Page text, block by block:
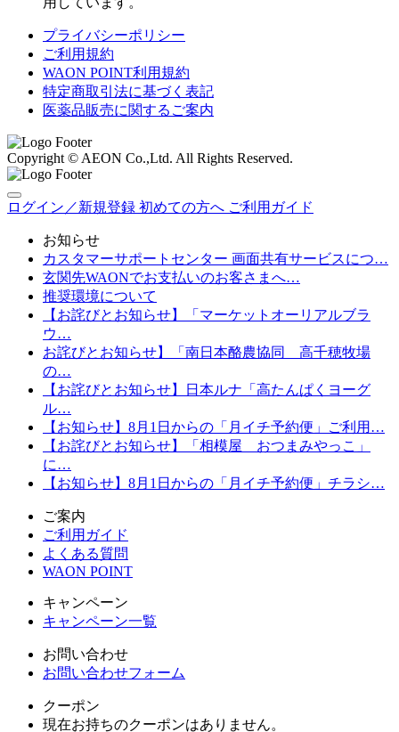
プライバシーポリシー
ご利用規約
WAON POINT利用規約
特定商取引法に基づく表記
医薬品販売に関するご案内
Copyright © AEON Co.,Ltd. All Rights Reserved.
ログイン／新規登録 初めての方へ ご利用ガイド
お知らせ
カスタマーサポートセンター 画面共有サービスにつ…
玄関先WAONでお支払いのお客さまへ…
推奨環境について
【お詫びとお知らせ】「マーケットオーリアルブラ
ウ…
お詫びとお知らせ】「南日本酪農協同 高千穂牧場
の…
【お詫びとお知らせ】日本ルナ「高たんぱくヨーグ
ル…
【お知らせ】8月1日からの「月イチ予約便」ご利用…
【お詫びとお知らせ】「相模屋 おつまみやっこ」
に…
【お知らせ】8月1日からの「月イチ予約便」チラシ…
ご案内
ご利用ガイド
よくある質問
WAON POINT
キャンペーン
キャンペーン一覧
お問い合わせ
お問い合わせフォーム
クーポン
現在お持ちのクーポンはありません。